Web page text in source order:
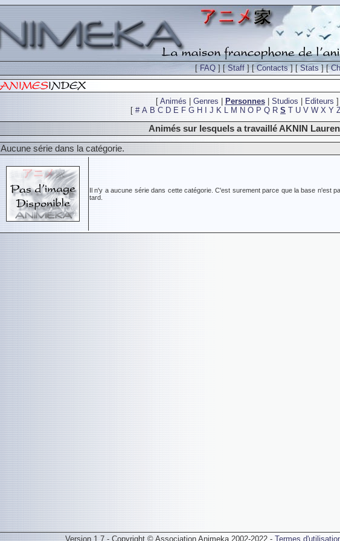
[FAQ ] [Staff ] [Contacts] [Stats] [
[ Animés Genres Personnes| Studios Editeurs ]
[ # A B C D E F G H J K L M N O P Q R S T U V W X Y
Animés sur lesquels a travaillé AKNIN
Aucune série dans la catégorie.
Il n'y a aucune série dans cette catégorie. C'est surement parce que la base n'est
tard.
Version 1.7 - Copyright © Association Animeka 2002-2022 - Termes